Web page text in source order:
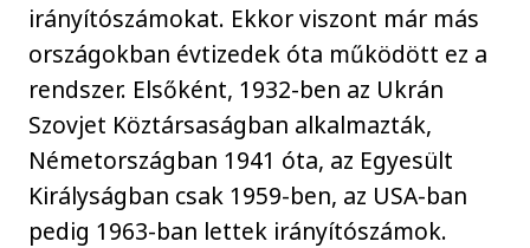
irányítószámokat. Ekkor viszont már más
országokban évtizedek óta működött ez a
rendszer. Elsőként, 1932-ben az Ukrán
Szovjet Köztársaságban alkalmazták,
Németországban 1941 óta, az Egyesült
Királyságban csak 1959-ben, az USA-ban
pedig 1963-ban lettek irányítószámok.